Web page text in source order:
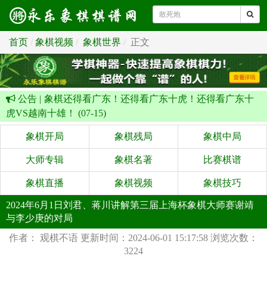
首页 象棋视频 象棋世界 正文
公告 | 象棋还得看广东！还得看广东十虎！还得看广东十
虎VS越南十雄！ (07-15)
象棋开局 象棋残局 象棋中局
大师专辑 象棋名著 比赛棋谱
象棋直播 象棋视频 象棋技巧
2024年6月1日刘君、蒋川讲解第三届上海杯象棋大师赛谢靖
与李少庚的对局
作者： 观棋不语 更新时间：2024-06-01 15:17:58 浏览次数：
3224